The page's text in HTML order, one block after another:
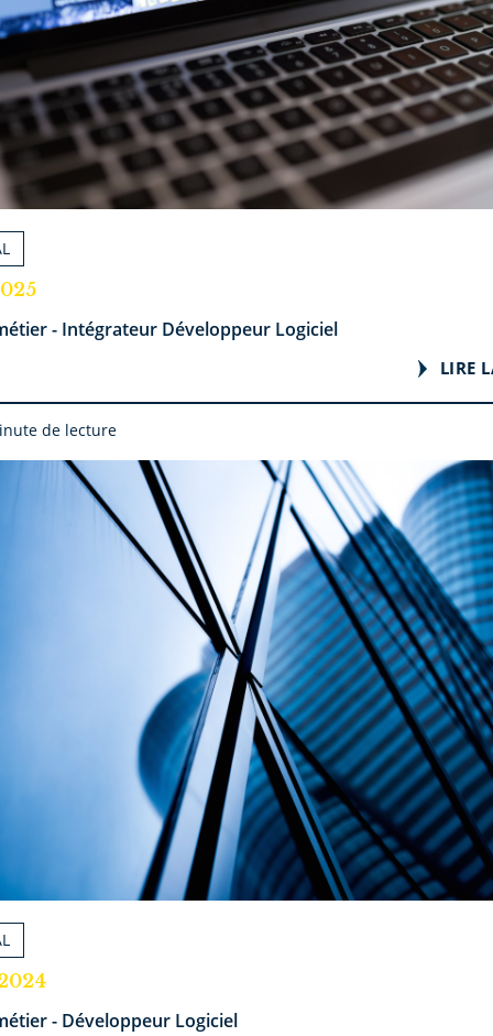
- Intégrateur Développeur Logiciel
LIRE
de lecture
- Développeur Logiciel